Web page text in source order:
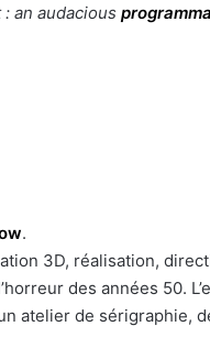
an audacious
.
3D, réalisation,
des années 50.
atelier de sérigraphie,